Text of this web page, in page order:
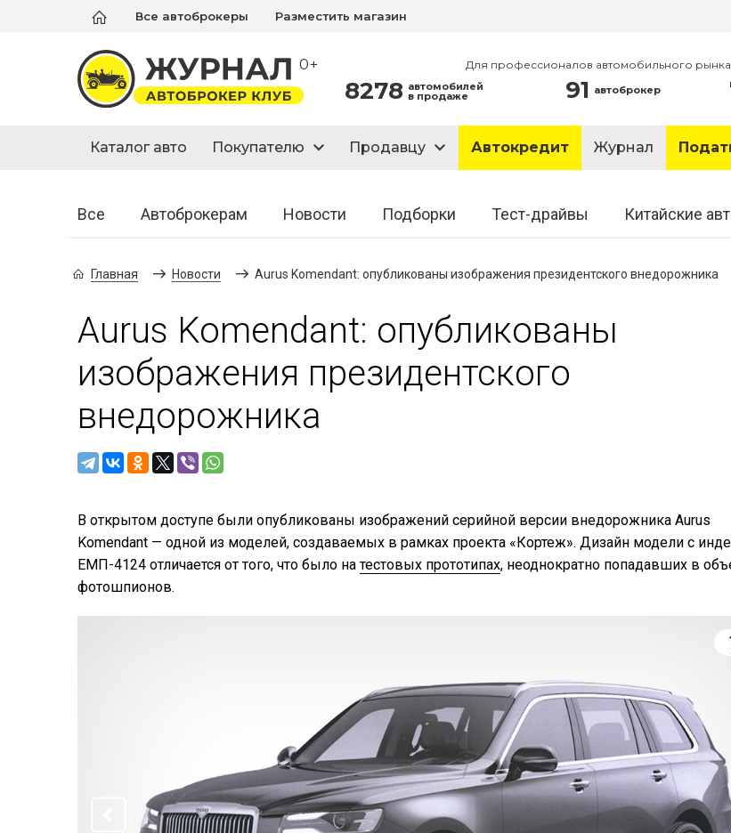
Все автоброкеры Разместить магазин
0+ Для профессионалов автомобильного рынка
8278 автомобилей
в продаже 91 автоброкер
Каталог авто Покупателю Продавцу Автокредит Журнал
Все Автоброкерам Новости Подборки Тест-драйвы Китайские
Главная Новости Aurus Komendant: опубликованы изображения президентского внедорожника
Aurus Komendant: опубликованы
изображения президентского
внедорожника
В открытом доступе были опубликованы изображений серийной версии внедорожника Aurus
Komendant — одной из моделей, создаваемых в рамках проекта «Кортеж». Дизайн модели с
ЕМП-4124 отличается от того, что было натестовых прототипах, неоднократно попадавших в
фотошпионов.